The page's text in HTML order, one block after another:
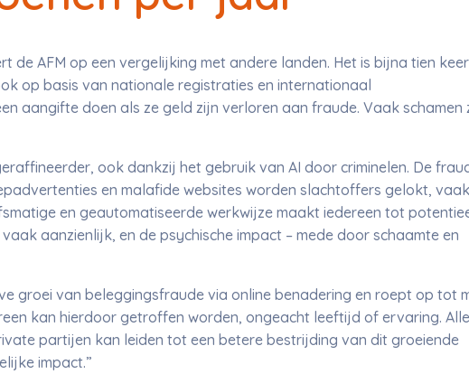
de AFM op een vergelijking met andere landen. Het is bijna tien keer
op basis van nationale registraties en internationaal
aangifte doen als ze geld zijn verloren aan fraude. Vaak schamen
ook dankzij het gebruik van AI door criminelen. De
en malafide websites worden slachtoffers gelokt, vaak
en geautomatiseerde werkwijze maakt iedereen tot
aanzienlijk, en de psychische impact – mede door schaamte en
groei van beleggingsfraude via online benadering en roept op tot
kan hierdoor getroffen worden, ongeacht leeftijd of ervaring.
partijen kan leiden tot een betere bestrijding van dit groeiende
impact.”